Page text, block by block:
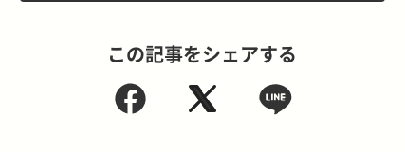
この記事をシェアする